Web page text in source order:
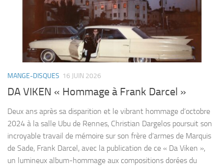
MANGE-DISQUES 16 JUIN 2026
DA VIKEN « Hommage à Frank Darcel »
Deux ans après sa disparition et le vibrant hommage d’octobre
2024 à la salle Ubu de Rennes, Christian Dargelos poursuit son
incroyable travail de mémoire sur son frère d’armes de Marquis
de Sade, Frank Darcel, avec la publication de ce « Da Viken »,
un lumineux album-hommage aux compositions dorées du